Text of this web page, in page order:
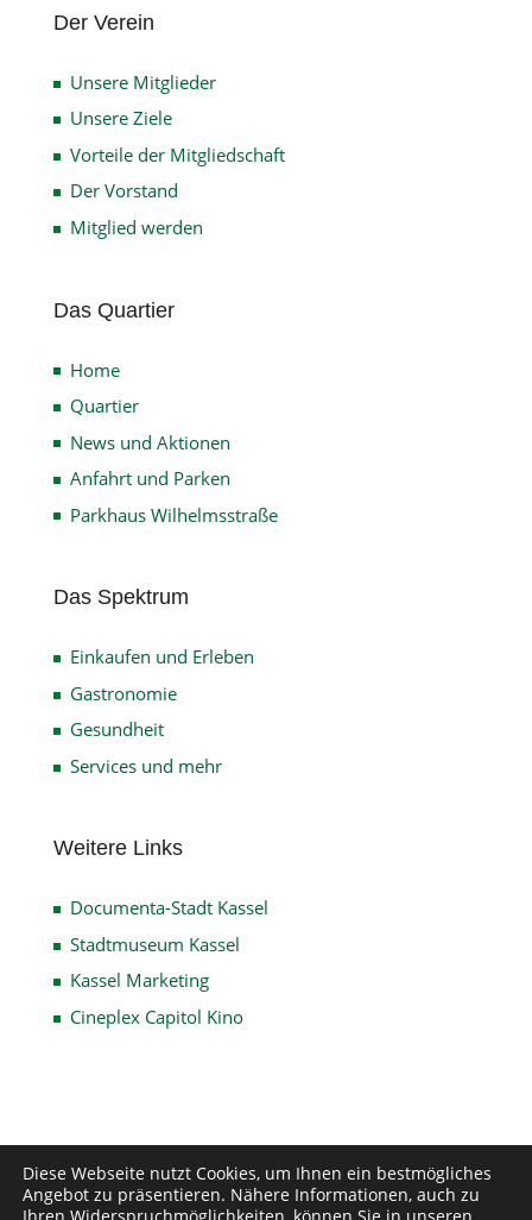
Der Verein
Unsere Mitglieder
Unsere Ziele
Vorteile der Mitgliedschaft
Der Vorstand
Mitglied werden
Das Quartier
Home
Quartier
News und Aktionen
Anfahrt und Parken
Parkhaus Wilhelmsstraße
Das Spektrum
Einkaufen und Erleben
Gastronomie
Gesundheit
Services und mehr
Weitere Links
Documenta-Stadt Kassel
Stadtmuseum Kassel
Kassel Marketing
Cineplex Capitol Kino
Impressum Datenschutz
Disclaimer
Kontakt
Diese Webseite nutzt Cookies, um Ihnen ein bestmögliches
Angebot zu präsentieren. Nähere Informationen, auch zu